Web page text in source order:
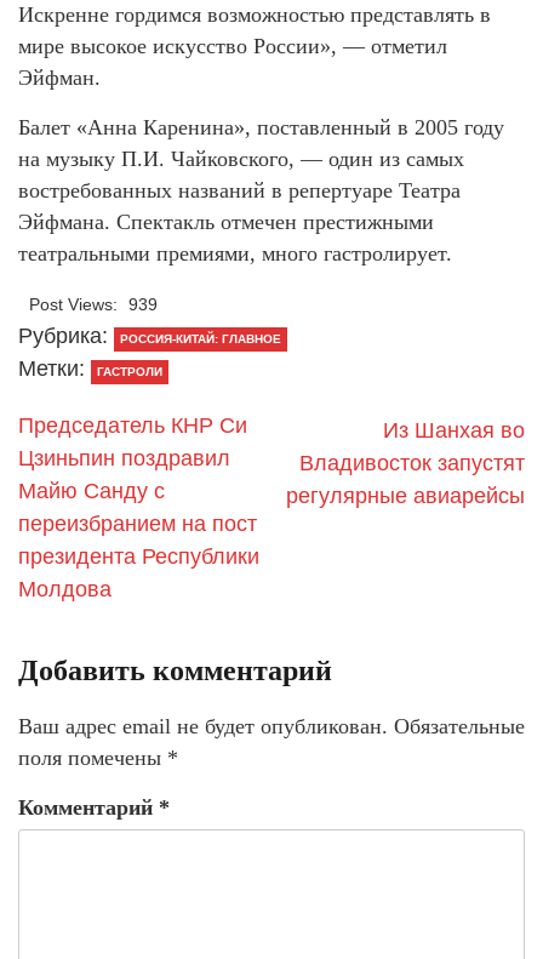
Искренне гордимся возможностью представлять в
мире высокое искусство России», — отметил
Эйфман.
Балет «Анна Каренина», поставленный в 2005 году
на музыку П.И. Чайковского, — один из самых
востребованных названий в репертуаре Театра
Эйфмана. Спектакль отмечен престижными
театральными премиями, много гастролирует.
Post Views: 939
Рубрика: РОССИЯ-КИТАЙ: ГЛАВНОЕ
Метки: ГАСТРОЛИ
Председатель КНР Си
Цзиньпин поздравил
Майю Санду с
переизбранием на пост
президента Республики
Молдова
Из Шанхая во
Владивосток запустят
регулярные авиарейсы
Добавить комментарий
Ваш адрес email не будет опубликован. Обязательные
поля помечены *
Комментарий *